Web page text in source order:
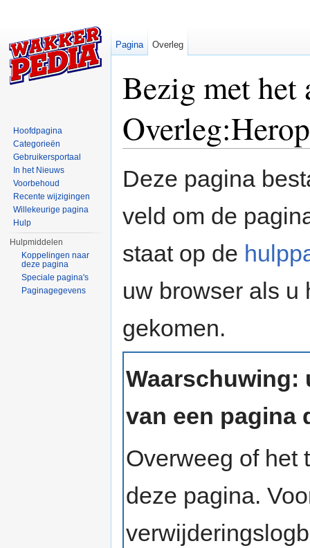
Bezig met het
Deze pagina
veld om de
staat op de
uw browser als u
gekomen.
Waarschuwing:
van een pagina
Overweeg of het
deze pagina.
Pagina Overleg
Hoofdpagina
Categorieën
Gebruikersportaal
In het Nieuws
Voorbehoud
Recente wijzigingen
Willekeurige pagina
Hulp
Hulpmiddelen
Koppelingen naar
deze pagina
Speciale pagina's
Paginagegevens